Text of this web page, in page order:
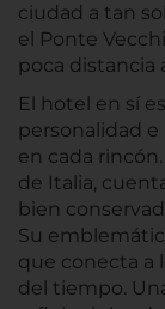
ciudad a tan
el Ponte
poca distancia
El hotel en sí
personalidad
en cada
de Italia,
bien
Su
que conecta a
del tiempo.